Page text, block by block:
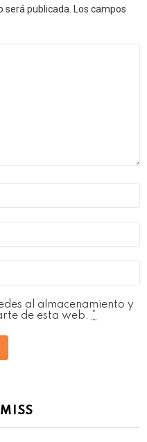
será publicada.
Los campos
al almacenamiento y
de esta web.